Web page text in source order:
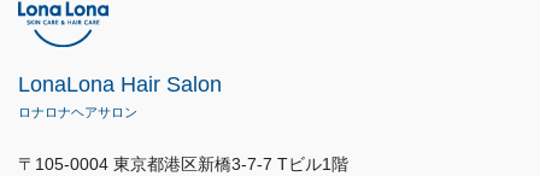
LonaLona Hair Salon
ロナロナヘアサロン
〒105-0004 東京都港区新橋3-7-7 Tビル1階